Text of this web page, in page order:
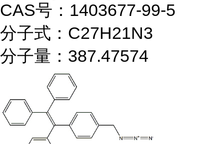
CAS号：1403677-99-5
分子式：C27H21N3
分子量：387.47574